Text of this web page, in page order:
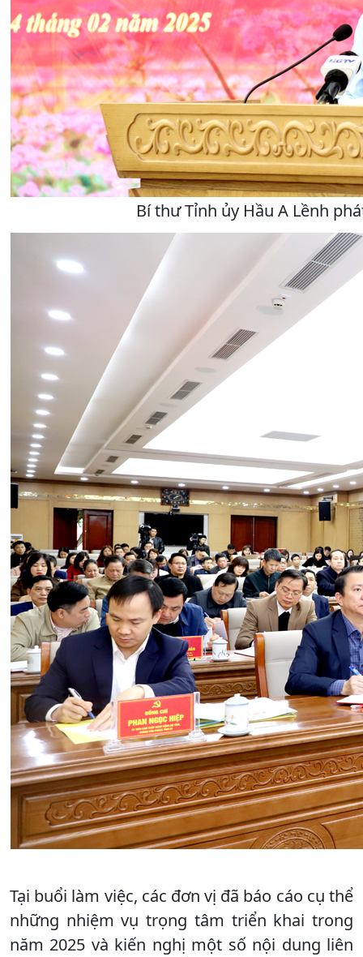
Bí thư Tỉnh ủy Hầu A Lềnh
Tại buổi làm việc, các đơn vị đã báo cáo cụ thể
những nhiệm vụ trọng tâm triển khai trong
năm 2025 và kiến nghị một số nội dung liên